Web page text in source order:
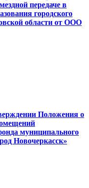
передаче в
городского
области от ООО
Положения о
муниципального
Новочеркасск»